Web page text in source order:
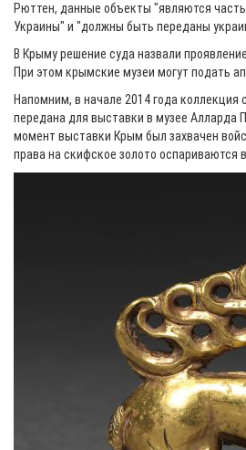
Рюттен, данные объекты "являются
Украины" и "должны быть переданы
В Крыму решение суда назвали
При этом крымские музеи могут подать
Напомним, в начале 2014 года коллекция
передана для выставки в музее Алларда
момент выставки Крым был захвачен
права на скифское золото оспариваются в